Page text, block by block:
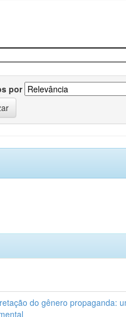
por
do gênero propaganda: